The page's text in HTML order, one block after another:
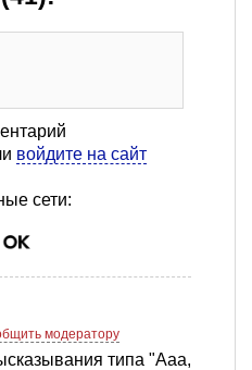
войдите на сайт
сети:
модератору
типа "Ааа,